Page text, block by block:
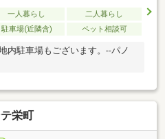
一人暮らし
二人暮らし
駐車場(近隣含) ペット相談可
内駐車場もございます。--パノ
栄町